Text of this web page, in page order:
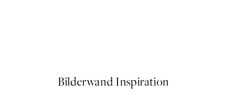
Bilderwand Inspiration